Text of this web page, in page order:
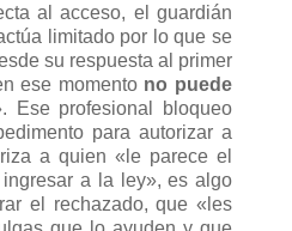
al acceso, el guardián
limitado por lo que se
su respuesta al primer
ese momento no puede
Ese profesional bloqueo
para autorizar a
a quien «le parece el
a la ley», es algo
el rechazado, que «les